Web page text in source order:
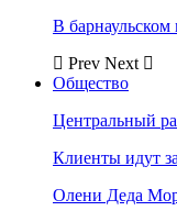
В барнаульском
Prev Next
Общество
Центральный
Клиенты идут
Олени Деда